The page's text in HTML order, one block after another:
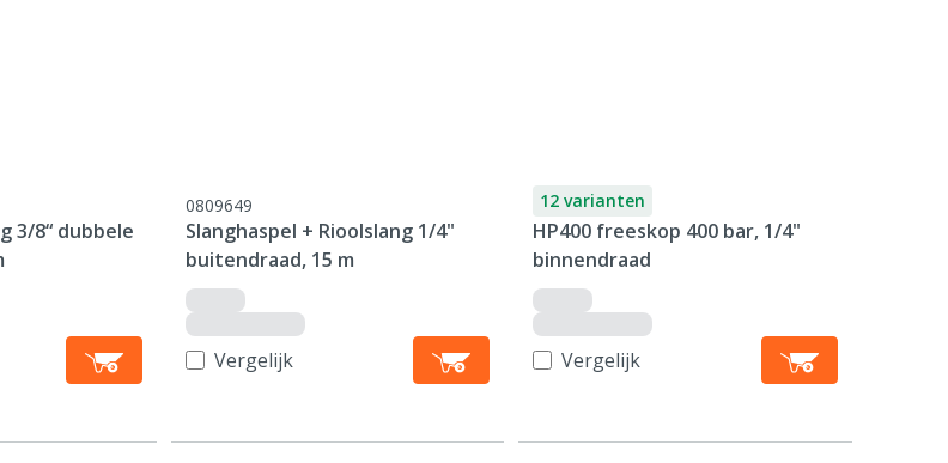
3/8“ dubbele
0809649
Slanghaspel + Rioolslang 1/4"
buitendraad, 15 m
Vergelijk
12 varianten
HP400 freeskop 400 bar, 1/4"
binnendraad
Vergelijk